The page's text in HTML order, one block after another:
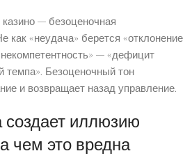
— безоценочная
как «неудача» берется «отклонение
— «дефицит
темпа». Безоценочный тон
и возвращает назад управление.
создает иллюзию
чем это вредна